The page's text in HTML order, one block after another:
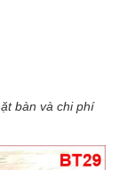
bàn và chi phí